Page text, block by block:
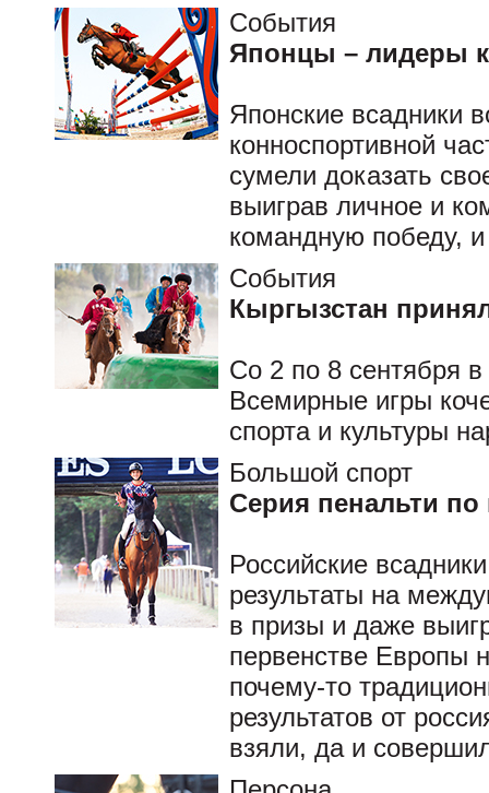
События
Японцы – лидеры
Японские всадники
конноспортивной
сумели доказать
выиграв личное и
командную победу,
События
Кыргызстан
Со 2 по 8 сентября
Всемирные игры
спорта и культуры
Большой спорт
Серия пенальти по
Российские
результаты на
в призы и даже
первенстве Европы
почему-то
результатов от
взяли, да и